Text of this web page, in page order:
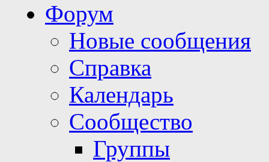
Форум
Новые сообщения
Справка
Календарь
Сообщество
Группы